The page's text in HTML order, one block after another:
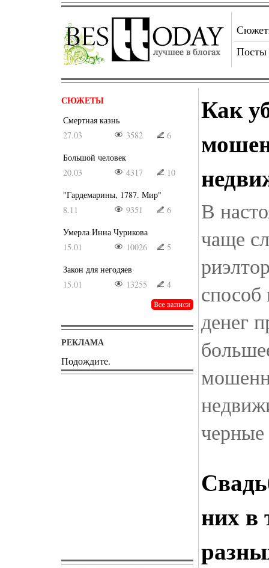
Посты
СЮЖЕТЫ
Смертная казнь
27.03
3582
6
Большой человек
20.03
4317
10
"Гардемарины, 1787. Мир"
8.11
9351
6
Умерла Инна Чурикова
15.01
10026
5
Закон для негодяев
15.01
13255 4
РЕКЛАМА
Подождите.
Как
В
чаще
денег
них в